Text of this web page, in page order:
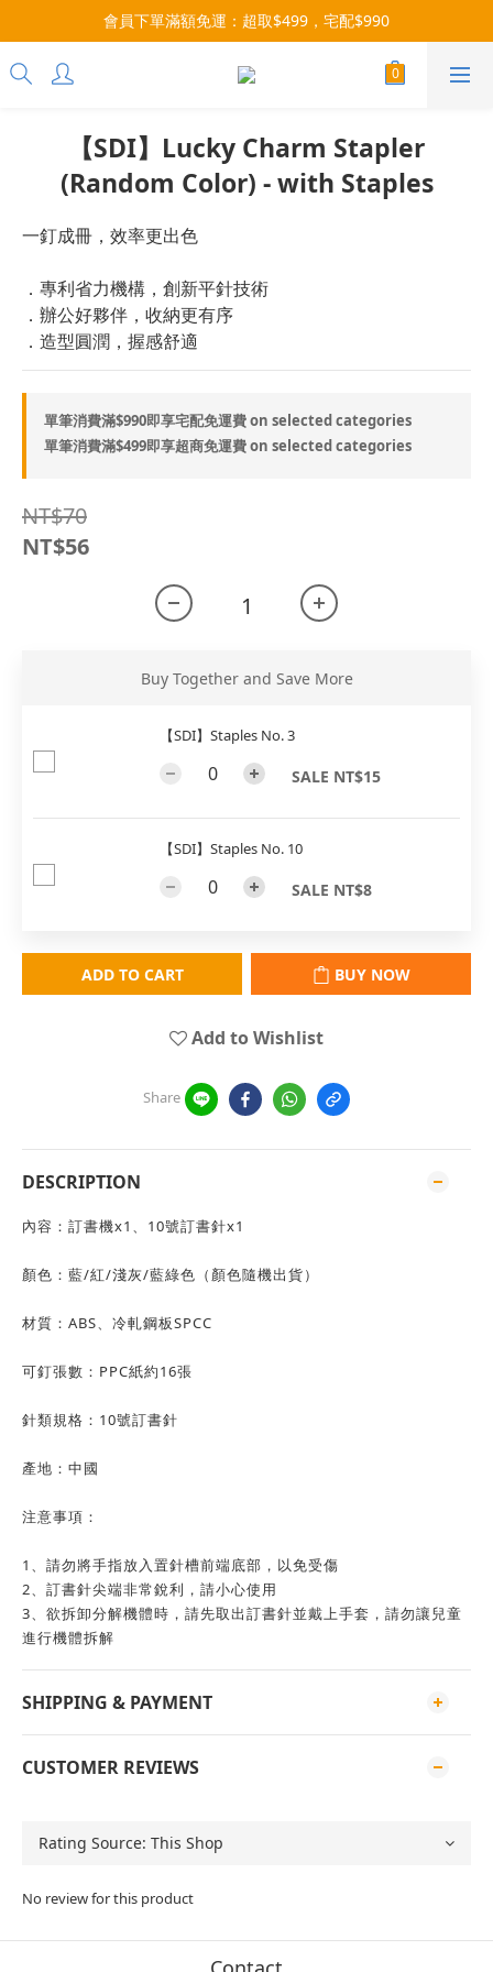
3x more Points on 9th of Every Month!
會員下單滿額免運：超取$499，宅配$990
07/28-08/31 爸氣一擊・限時開搶
【SDI】Lucky Charm Stapler
(Random Color) - with Staples
一釘成冊，效率更出色
．專利省力機構，創新平針技術
．辦公好夥伴，收納更有序
．造型圓潤，握感舒適
單筆消費滿$990即享宅配免運費 on selected categories
單筆消費滿$499即享超商免運費 on selected categories
NT$70
NT$56
Buy Together and Save More
【SDI】Staples No. 3
SALE NT$15
【SDI】Staples No. 10
SALE NT$8
ADD TO CART BUY NOW
Add to Wishlist
Share
DESCRIPTION
內容：訂書機x1、10號訂書針x1
顏色：藍/紅/淺灰/藍綠色（顏色隨機出貨）
材質：ABS、冷軋鋼板SPCC
可釘張數：PPC紙約16張
針類規格：10號訂書針
產地：中國
注意事項：
1、請勿將手指放入置針槽前端底部，以免受傷
2、訂書針尖端非常銳利，請小心使用
3、欲拆卸分解機體時，請先取出訂書針並戴上手套，請勿讓兒童
進行機體拆解
SHIPPING & PAYMENT
CUSTOMER REVIEWS
No review for this product